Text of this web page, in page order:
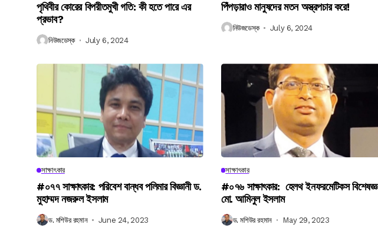
পৃথিবীর কোরের বিপরীতমুখী গতি: কী হতে পারে এর
প্রভাব?
নিউজডেস্ক July 6, 2024
পিঁপড়ারাও মানুষদের মতন অস্ত্রপচার করে!
নিউজডেস্ক July 6, 2024
সাক্ষাৎকার
#০৭৭ সাক্ষাৎকার: পরিবেশ বান্ধব পলিমার বিজ্ঞানী ড.
মুহাম্মদ নজরুল ইসলাম
ড. মশিউর রহমান June 24, 2023
সাক্ষাৎকার
#০৭৬ সাক্ষাৎকার: হেলথ ইনফরমেটিকস বিশেষজ্ঞ
মো. আমিনুল ইসলাম
ড. মশিউর রহমান May 29, 2023